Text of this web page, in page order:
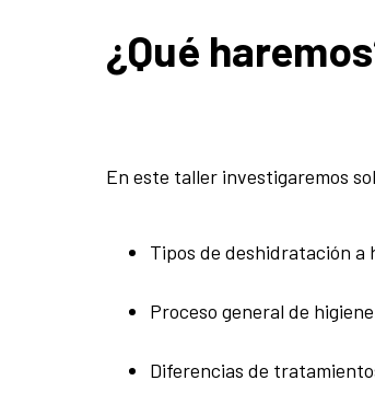
¿Qué
En este taller investigaremos
Tipos de deshidratación a
Proceso general de
Diferencias de